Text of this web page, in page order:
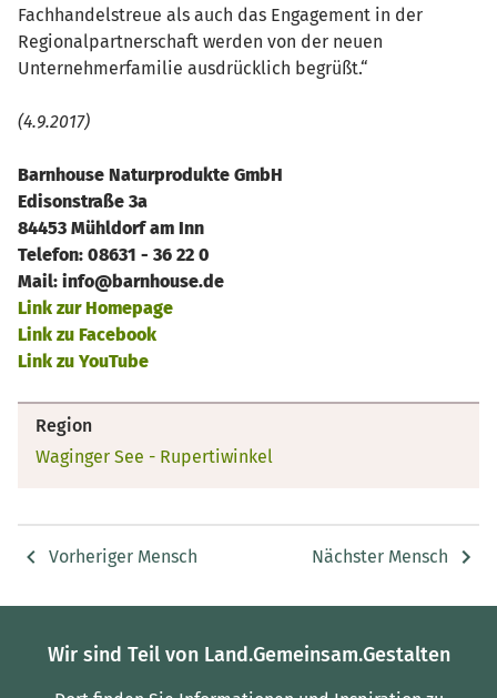
Fachhandelstreue als auch das Engagement in der
Regionalpartnerschaft werden von der neuen
Unternehmerfamilie ausdrücklich begrüßt.“
(4.9.2017)
Barnhouse Naturprodukte GmbH
Edisonstraße 3a
84453 Mühldorf am Inn
Telefon: 08631 - 36 22 0
Mail: info@barnhouse.de
Link zur Homepage
Link zu Facebook
Link zu YouTube
Region
Waginger See - Rupertiwinkel
Vorheriger Mensch Nächster Mensch
Wir sind Teil von Land.Gemeinsam.Gestalten